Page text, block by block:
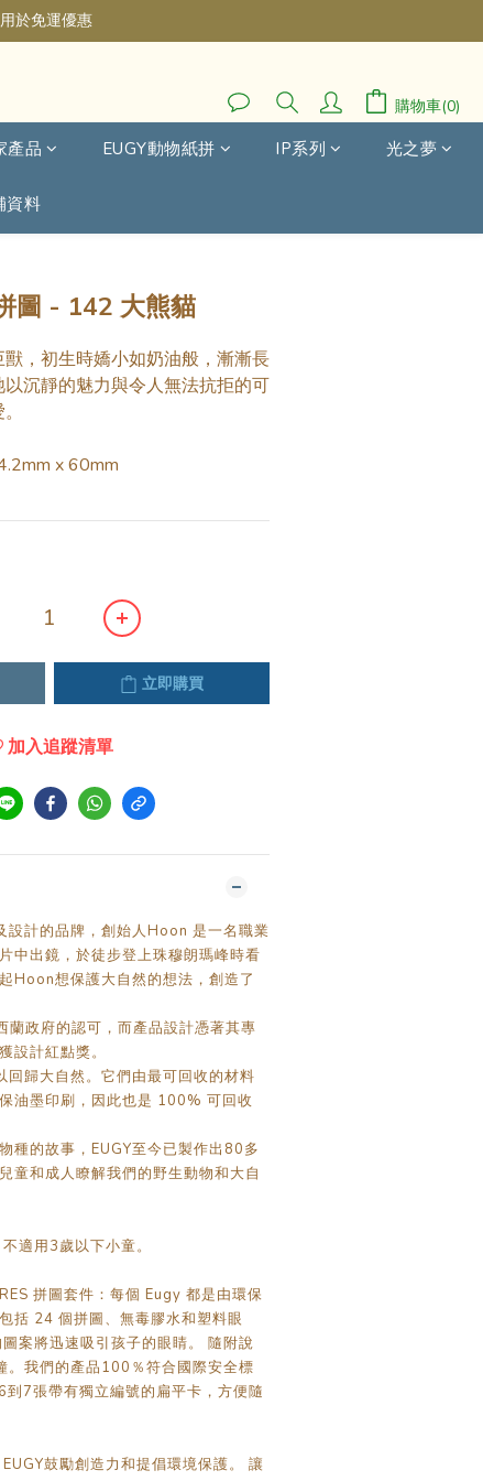
於免運優惠
購物車(0)
產品 EUGY動物紙拼 IP系列 光之夢
資料
圖 - 142 大熊貓
，初生時嬌小如奶油般，漸漸長
沉靜的魅力與令人無法抗拒的可
x 60mm
立即購買
加入追蹤清單
設計的品牌，創始人Hoon 是一名職業
中出鏡，於徒步登上珠穆朗瑪峰時看
Hoon想保護大自然的想法，創造了
政府的認可，而產品設計憑著其專
設計紅點獎。
回歸大自然。它們由最可回收的材料
油墨印刷，因此也是 100% 可回收
種的故事，EUGY至今已製作出80多
童和成人瞭解我們的野生動物和大自
適用3歲以下小童。
拼圖套件：每個 Eugy 都是由環保
括 24 個拼圖、無毒膠水和塑料眼
案將迅速吸引孩子的眼睛。 隨附說
我們的產品100％符合國際安全標
到7張帶有獨立編號的扁平卡，方便隨
鼓勵創造力和提倡環境保護。 讓